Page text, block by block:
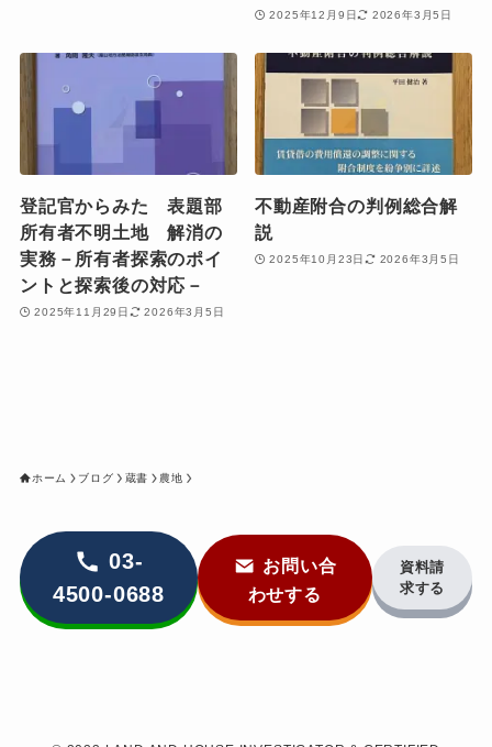
2025年12月9日 2026年3月5日
登記官からみた 表題部
所有者不明土地 解消の
実務－所有者探索のポイ
ントと探索後の対応－
2025年11月29日 2026年3月5日
不動産附合の判例総合解
説
2025年10月23日 2026年3月5日
ホーム ブログ 蔵書 農地
03-
4500-0688
お問い合
わせする
資料請
求する